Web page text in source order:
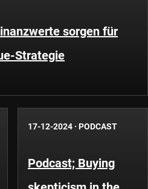
sorgen für
Strategie
17-12-2024 · PODCAST
Podcast; Buying